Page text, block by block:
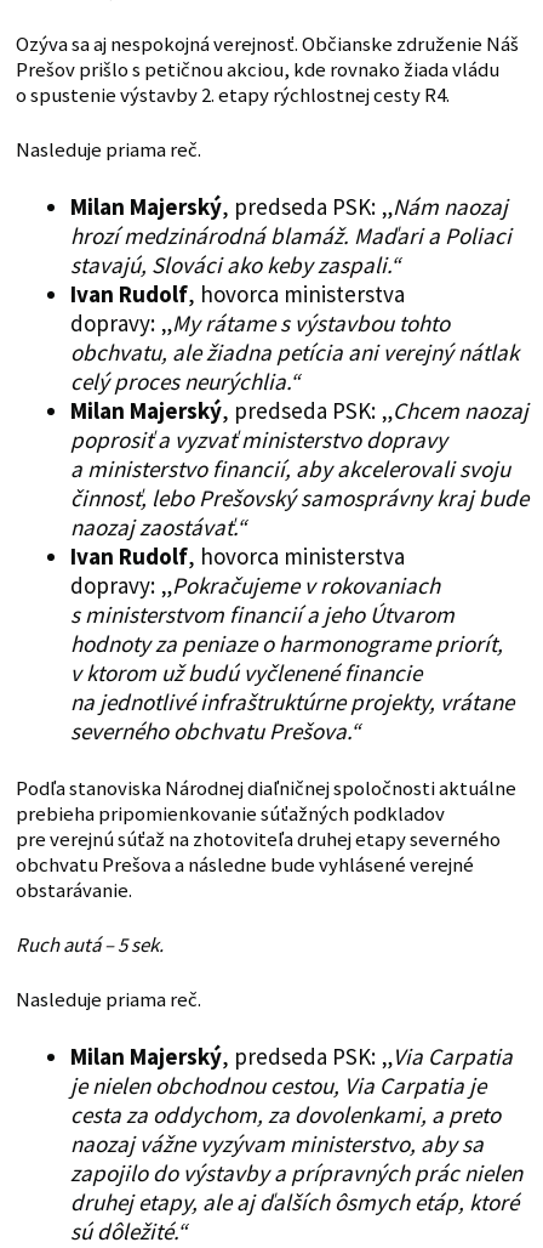
Ozýva sa aj nespokojná verejnosť. Občianske združenie Náš
Prešov prišlo s petičnou akciou, kde rovnako žiada vládu
o spustenie výstavby 2. etapy rýchlostnej cesty R4.
Nasleduje priama reč.
Milan Majerský, predseda PSK: „Nám naozaj
hrozí medzinárodná blamáž. Maďari a Poliaci
stavajú, Slováci ako keby zaspali.“
Ivan Rudolf, hovorca ministerstva
dopravy: „My rátame s výstavbou tohto
obchvatu, ale žiadna petícia ani verejný nátlak
celý proces neurýchlia.“
Milan Majerský, predseda PSK: „Chcem naozaj
poprosiť a vyzvať ministerstvo dopravy
a ministerstvo financií, aby akcelerovali svoju
činnosť, lebo Prešovský samosprávny kraj bude
naozaj zaostávať.“
Ivan Rudolf, hovorca ministerstva
dopravy: „Pokračujeme v rokovaniach
s ministerstvom financií a jeho Útvarom
hodnoty za peniaze o harmonograme priorít,
v ktorom už budú vyčlenené financie
na jednotlivé infraštruktúrne projekty, vrátane
severného obchvatu Prešova.“
Podľa stanoviska Národnej diaľničnej spoločnosti aktuálne
prebieha pripomienkovanie súťažných podkladov
pre verejnú súťaž na zhotoviteľa druhej etapy severného
obchvatu Prešova a následne bude vyhlásené verejné
obstarávanie.
Ruch autá – 5 sek.
Nasleduje priama reč.
Milan Majerský, predseda PSK: „Via Carpatia
je nielen obchodnou cestou, Via Carpatia je
cesta za oddychom, za dovolenkami, a preto
naozaj vážne vyzývam ministerstvo, aby sa
zapojilo do výstavby a prípravných prác nielen
druhej etapy, ale aj ďalších ôsmych etáp, ktoré
sú dôležité.“